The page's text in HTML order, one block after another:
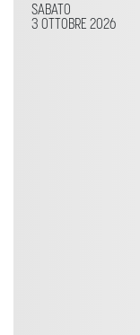
SABATO
3 OTTOBRE 2026